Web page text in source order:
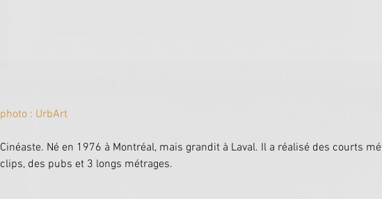
photo : UrbArt
Cinéaste. Né en 1976 à Montréal, mais grandit à Laval. Il a réalisé des courts
clips, des pubs et 3 longs métrages.